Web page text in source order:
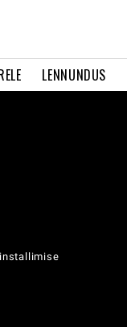
LENNUNDUS